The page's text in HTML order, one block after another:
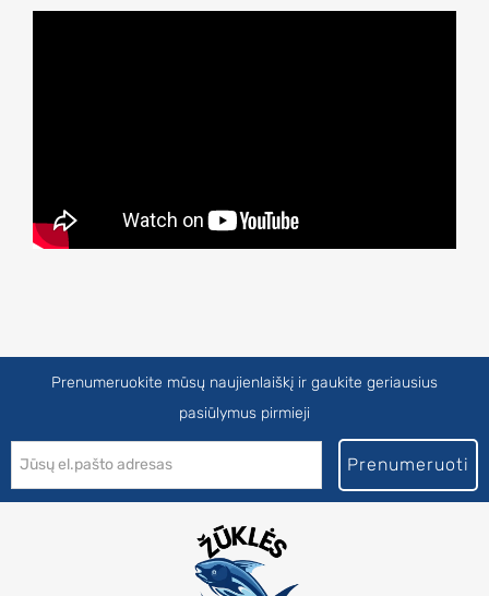
Prenumeruokite mūsų naujienlaiškį ir gaukite geriausius
pasiūlymus pirmieji
Prenumeruoti